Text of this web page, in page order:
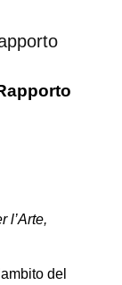
l’Arte,
del